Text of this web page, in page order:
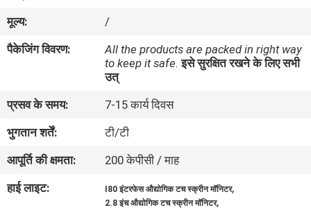
गुणवत्ता
हमसे
संपर्क
करें
मूल्य:
/
पैकेजिंग विवरण:
All the products are packed in right way
to keep it safe. इसे सुरक्षित रखने के लिए सभी
उत्
प्रसव के समय:
7-15 कार्य दिवस
भुगतान शर्तें:
टी/टी
आपूर्ति की क्षमता:
200 केपीसी / माह
हाई लाइट:
I80 इंटरफेस औद्योगिक टच स्क्रीन मॉनिटर,
2.8 इंच औद्योगिक टच स्क्रीन मॉनिटर,